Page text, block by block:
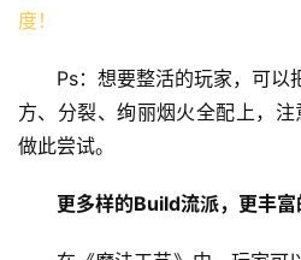
Ps：想要整活的玩家，可以
方、分裂、绚丽烟火全配上，
做此尝试。
更多样的Build流派，更丰